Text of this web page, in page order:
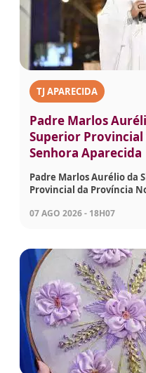
TJ APARECIDA
Padre Marlos
Superior Provincial
Senhora Aparecida
Padre Marlos Aurélio da
Provincial da Província
07 AGO 2026 - 18H07